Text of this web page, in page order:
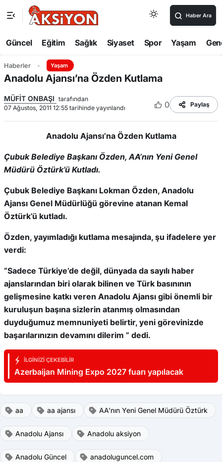
Haber Ara
Güncel Eğitim Sağlık Siyaset Spor Yaşam
Haberler Yaşam
Anadolu Ajansı’na Özden Kutlama
MÜFİT ONBAŞI tarafından
07 Ağustos, 2011 12:55 tarihinde yayınlandı
0 Paylaş
Anadolu Ajansı’na Özden Kutlama
Çubuk Belediye Başkanı Özden, AA’nın Yeni Genel
Müdürü Öztürk’ü Kutladı.
Çubuk Belediye Başkanı Lokman Özden, Anadolu
Ajansı Genel Müdürlüğü görevine atanan Kemal
Öztürk’ü kutladı.
Özden, yayımladığı kutlama mesajında, şu ifadelere yer
verdi:
“Sadece Türkiye’de değil, dünyada da sayılı haber
ajanslarından biri olarak bilinen ve Türk basınının
gelişmesine katkı veren Anadolu Ajansı gibi önemli bir
kuruluşun başına sizlerin atanmış olmasından
duyduğumuz memnuniyeti belirtir, yeni görevinizde
başarılarınızın devamını dilerim ” dedi.
İLGINIZI ÇEKEBILIR
Azerbaijan Mining Expo 2027 fuarı yapılacak
aa aa ajansı AA'nın Yeni Genel Müdürü Öztürk
Anadolu Ajansı Anadolu aksiyon
Anadolu Güncel anadoluguncel.com